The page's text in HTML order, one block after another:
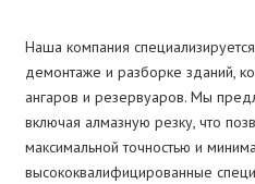
Наша компания
демонтаже и разборке зданий,
ангаров и резервуаров. Мы
включая алмазную резку, что
максимальной точностью и
высококвалифицированные